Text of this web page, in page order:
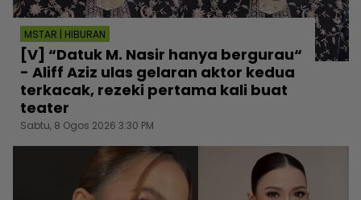
MSTAR | HIBURAN
[V] “Datuk M. Nasir hanya bergurau“
- Aliff Aziz ulas gelaran aktor kedua
terkacak, rezeki pertama kali buat
teater
Sabtu, 8 Ogos 2026 3:30 PM